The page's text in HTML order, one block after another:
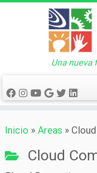
al
contenido
Una nueva
Inicio » Areas »
Cloud